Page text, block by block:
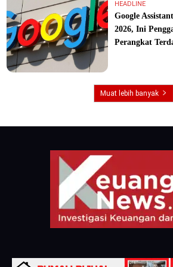
HEADLINE
Google
2026, Ini
Perangkat
Muat lebih banyak